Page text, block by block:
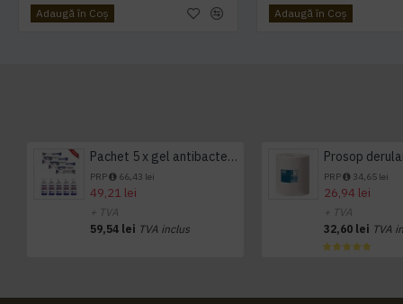
Adaugă în Coş Adaugă în Coş
Pachet 5 x gel antibacterian 50ml si 3 x Servetele antibacteriene 48 buc Hygienium
PRP 66,43 lei
49,21 lei
+ TVA
59,54 lei TVA inclus
PRP 34,65 lei
26,94 lei
+ TVA
32,60 lei TVA